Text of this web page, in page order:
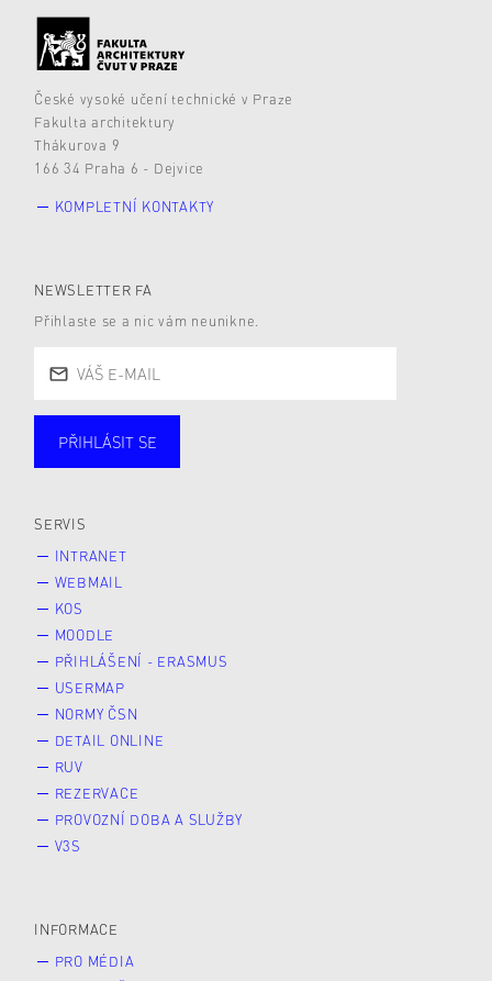
České vysoké učení technické v Praze
Fakulta architektury
Thákurova 9
166 34 Praha 6 - Dejvice
KOMPLETNÍ KONTAKTY
NEWSLETTER FA
Přihlaste se a nic vám neunikne.
PŘIHLÁSIT SE
SERVIS
INTRANET
WEBMAIL
KOS
MOODLE
PŘIHLÁŠENÍ - ERASMUS
USERMAP
NORMY ČSN
DETAIL ONLINE
RUV
REZERVACE
PROVOZNÍ DOBA A SLUŽBY
V3S
INFORMACE
PRO MÉDIA